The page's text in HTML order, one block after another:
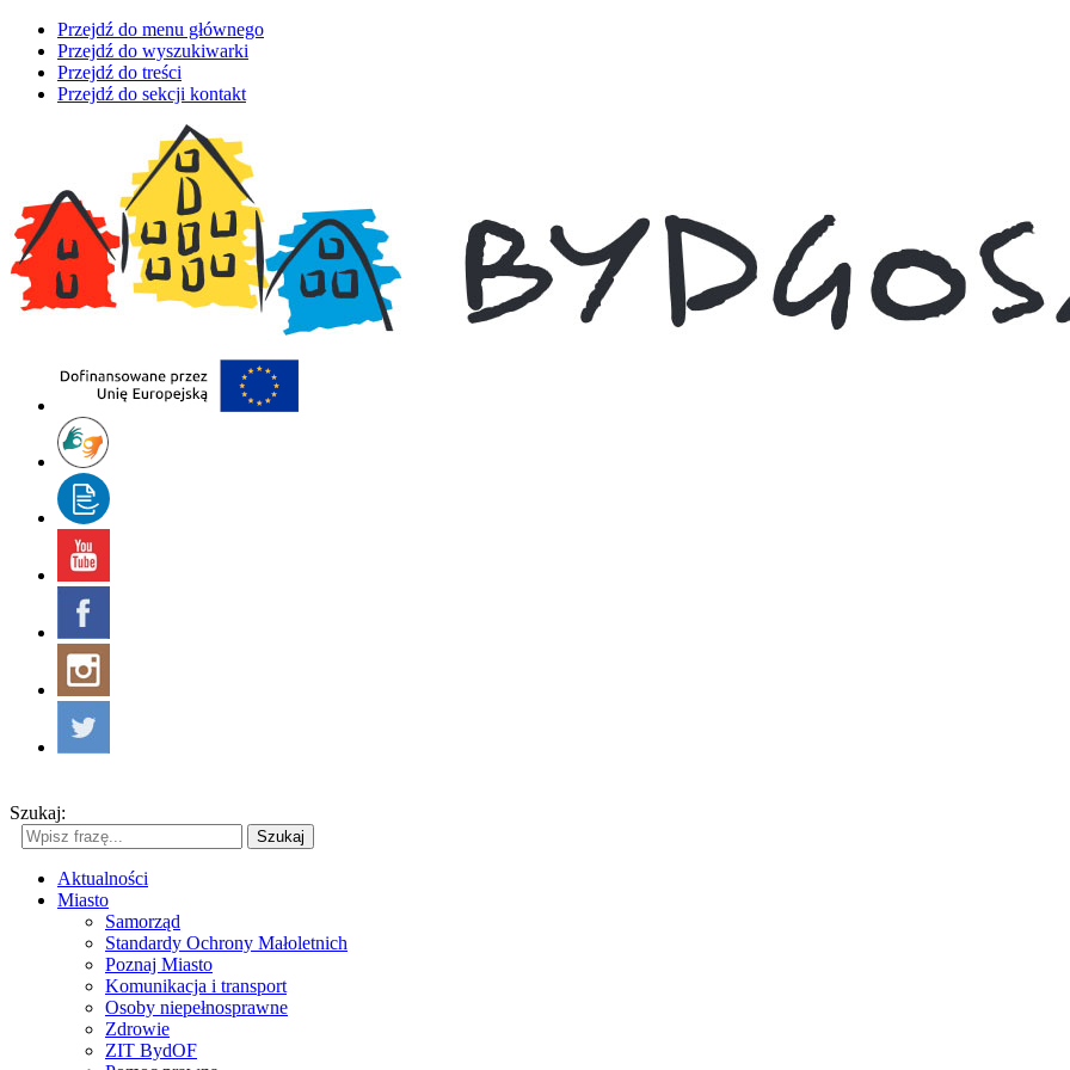
Przejdź do menu głównego
Przejdź do wyszukiwarki
Przejdź do treści
Przejdź do sekcji kontakt
Szukaj:
Szukaj
Aktualności
Miasto
Samorząd
Standardy Ochrony Małoletnich
Poznaj Miasto
Komunikacja i transport
Osoby niepełnosprawne
Zdrowie
ZIT BydOF